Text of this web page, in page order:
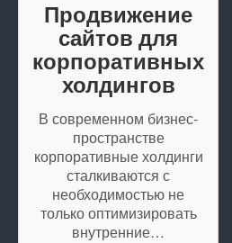
Продвижение
сайтов для
корпоративных
холдингов
В современном бизнес-
пространстве
корпоративные холдинги
сталкиваются с
необходимостью не
только оптимизировать
внутренние…